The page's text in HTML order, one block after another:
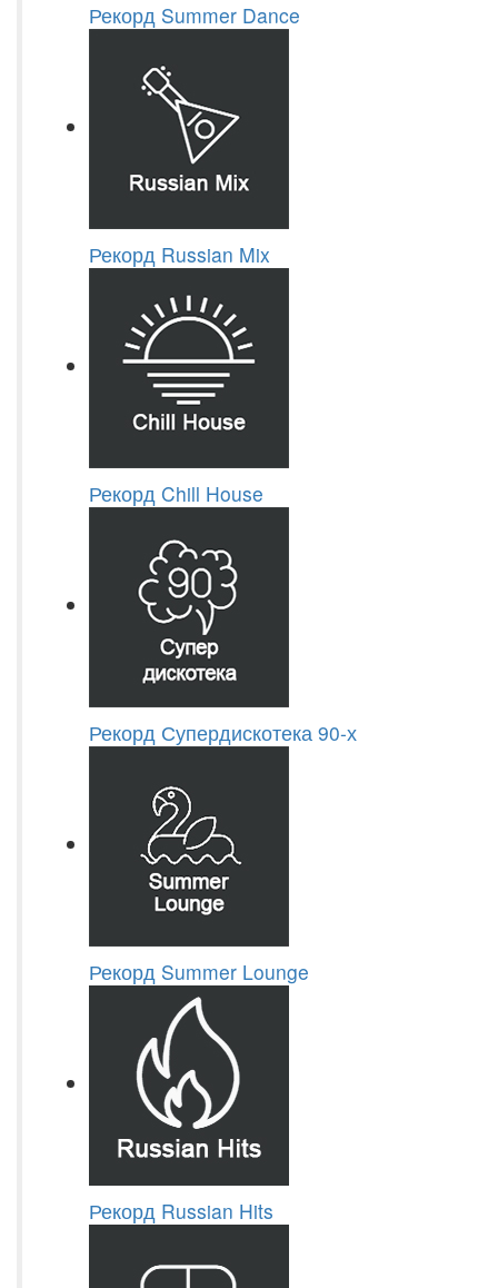
Рекорд Summer Dance
Рекорд Russian Mix
Рекорд Chill House
Рекорд Супердискотека 90-х
Рекорд Summer Lounge
Рекорд Russian Hits